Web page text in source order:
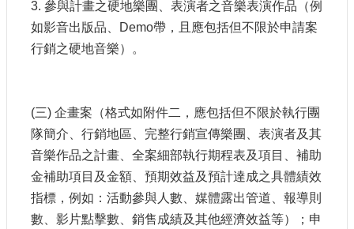
3. 參與計畫之硬地樂團、表演者之音樂表演作品（例
如影音出版品、Demo帶，且應包括但不限於申請案
行銷之硬地音樂）。
(三) 企畫案（格式如附件二，應包括但不限於執行團
隊簡介、行銷地區、完整行銷宣傳樂團、表演者及其
音樂作品之計畫、全案細部執行期程表及項目、補助
金補助項目及金額、預期效益及預計達成之具體績效
指標，例如：活動參與人數、媒體露出管道、報導則
數、影片點擊數、銷售成績及其他經濟效益等）；申